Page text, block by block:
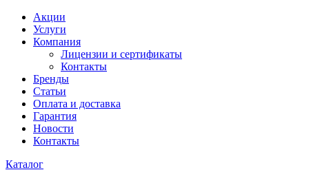
Акции
Услуги
Компания
Лицензии и сертификаты
Контакты
Бренды
Статьи
Оплата и доставка
Гарантия
Новости
Контакты
Каталог